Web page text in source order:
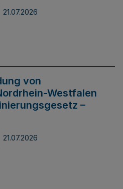
21.07.2026
von
Westfalen
–
21.07.2026